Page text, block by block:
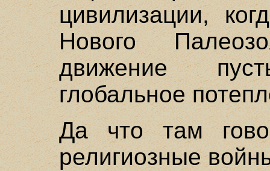
цивилизации,
Нового
движение
глобальное
Да что там
религиозные